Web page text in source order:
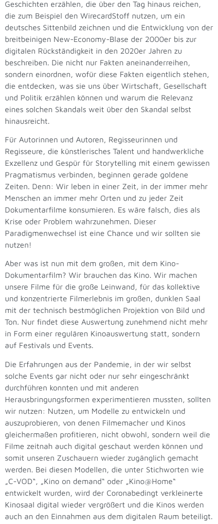
Geschichten erzählen, die über den Tag hinaus reichen,
die zum Beispiel den WirecardStoff nutzen, um ein
deutsches Sittenbild zeichnen und die Entwicklung von der
breitbeinigen New-Economy-Blase der 2000er bis zur
digitalen Rückständigkeit in den 2020er Jahren zu
beschreiben. Die nicht nur Fakten aneinanderreihen,
sondern einordnen, wofür diese Fakten eigentlich stehen,
die entdecken, was sie uns über Wirtschaft, Gesellschaft
und Politik erzählen können und warum die Relevanz
eines solchen Skandals weit über den Skandal selbst
hinausreicht.
Für Autorinnen und Autoren, Regisseurinnen und
Regisseure, die künstlerisches Talent und handwerkliche
Exzellenz und Gespür für Storytelling mit einem gewissen
Pragmatismus verbinden, beginnen gerade goldene
Zeiten. Denn: Wir leben in einer Zeit, in der immer mehr
Menschen an immer mehr Orten und zu jeder Zeit
Dokumentarfilme konsumieren. Es wäre falsch, dies als
Krise oder Problem wahrzunehmen. Dieser
Paradigmenwechsel ist eine Chance und wir sollten sie
nutzen!
Aber was ist nun mit dem großen, mit dem Kino-
Dokumentarfilm? Wir brauchen das Kino. Wir machen
unsere Filme für die große Leinwand, für das kollektive
und konzentrierte Filmerlebnis im großen, dunklen Saal
mit der technisch bestmöglichen Projektion von Bild und
Ton. Nur findet diese Auswertung zunehmend nicht mehr
in Form einer regulären Kinoauswertung statt, sondern
auf Festivals und Events.
Die Erfahrungen aus der Pandemie, in der wir selbst
solche Events gar nicht oder nur sehr eingeschränkt
durchführen konnten und mit anderen
Herausbringungsformen experimentieren mussten, sollten
wir nutzen: Nutzen, um Modelle zu entwickeln und
auszuprobieren, von denen Filmemacher und Kinos
gleichermaßen profitieren, nicht obwohl, sondern weil die
Filme zeitnah auch digital geschaut werden können und
somit unseren Zuschauern wieder zugänglich gemacht
werden. Bei diesen Modellen, die unter Stichworten wie
„C-VOD“, „Kino on demand“ oder „Kino@Home“
entwickelt wurden, wird der Coronabedingt verkleinerte
Kinosaal digital wieder vergrößert und die Kinos werden
auch an den Einnahmen aus dem digitalen Raum beteiligt.